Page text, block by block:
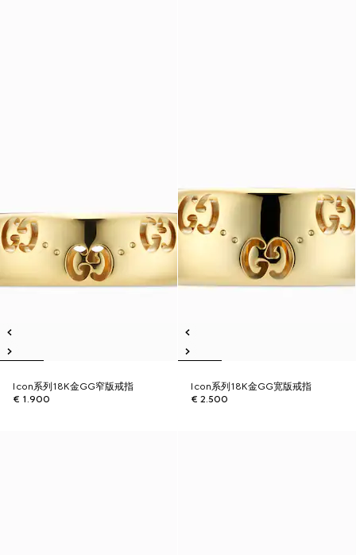
Icon系列18K金GG窄版戒指
€ 1.900
Icon系列18K金GG宽版戒指
€ 2.500